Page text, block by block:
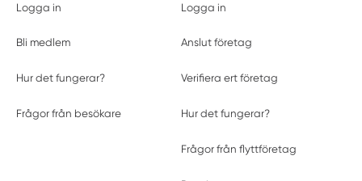
Logga in
Bli medlem
Hur det fungerar?
Frågor från besökare
Logga in
Anslut företag
Verifiera ert företag
Hur det fungerar?
Frågor från flyttföretag